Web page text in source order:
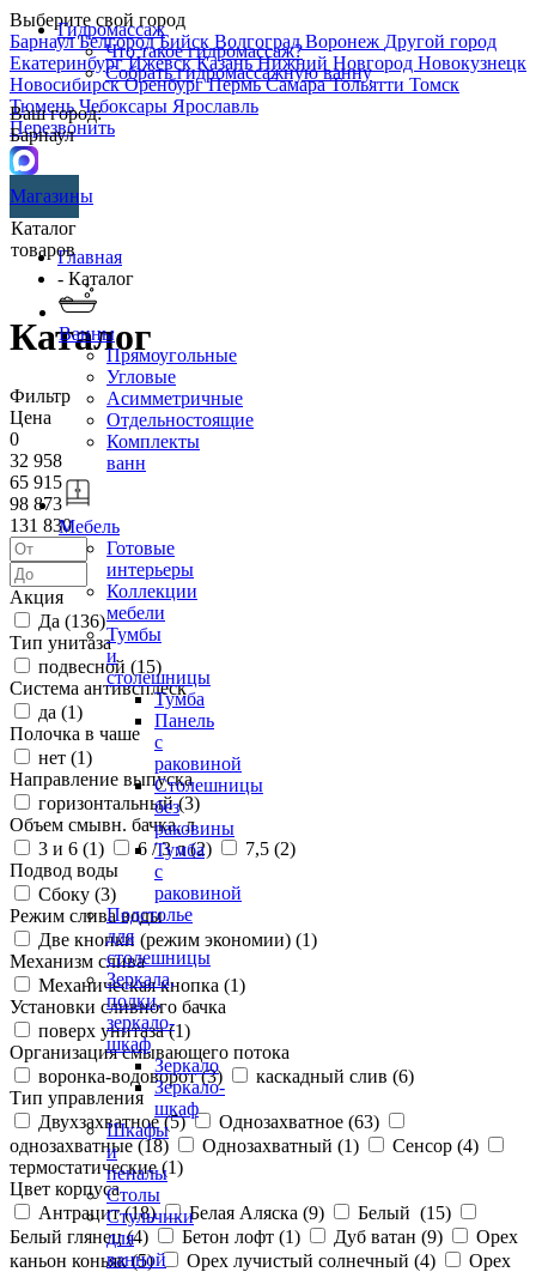
Выберите свой город
БарнаулБелгородБийск ВолгоградВоронеж Другой город
ЕкатеринбургИжевскКазаньНижний Новгород Новокузнецк
НовосибирскОренбургПермьСамараТольятти Томск
ТюменьЧебоксары Ярославль
Перезвонить
Гидромассаж
Что такое гидромассаж?
Собрать гидромассажную ванну
Ваш город:
Барнаул
Магазины
Каталог
товаров
Ванны
Прямоугольные
Угловые
Асимметричные
Отдельностоящие
Комплекты
ванн
Мебель
Готовые
интерьеры
Коллекции
мебели
Тумбы
и
столешницы
Тумба
Панель
с
раковиной
Столешницы
без
раковины
Тумба
с
раковиной
Подстолье
для
столешницы
Зеркала,
полки,
зеркало-
шкаф
Зеркало
Зеркало-
шкаф
Шкафы
и
пеналы
Столы
Стульчики
для
ванной
Главная
- Каталог
Каталог
Фильтр
Цена
0
32 958
65 915
98 873
131 830
Акция
Да (136)
Тип унитаза
подвесной (15)
Система антивсплеск
да (1)
Полочка в чаше
нет (1)
Направление выпуска
горизонтальный (3)
Объем смывн. бачка, л
3 и 6 (1) 6 / 3 л (2) 7,5 (2)
Подвод воды
Сбоку (3)
Режим слива воды
Две кнопки (режим экономии) (1)
Механизм слива
Механическая кнопка (1)
Установки сливного бачка
поверх унитаза (1)
Организация смывающего потока
воронка-водоворот (3) каскадный слив (6)
Тип управления
Двухзахватное (5) Однозахватное (63)
однозахватные (18) Однозахватный (1) Сенсор (4)
термостатические (1)
Цвет корпуса
Антрацит (18) Белая Аляска (9) Белый (15)
Белый глянец (4) Бетон лофт (1) Дуб ватан (9)
Орех
каньон коньяк (5) Орех лучистый солнечный (4)
Орех